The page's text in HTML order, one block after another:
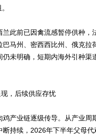
前已因禽流感暂停供种，
马州、密西西比州、俄克拉
未明确，短期内海外引种渠
，后续供应存忧
业链逐级传导。从产业周
断持续，2026年下半年父母